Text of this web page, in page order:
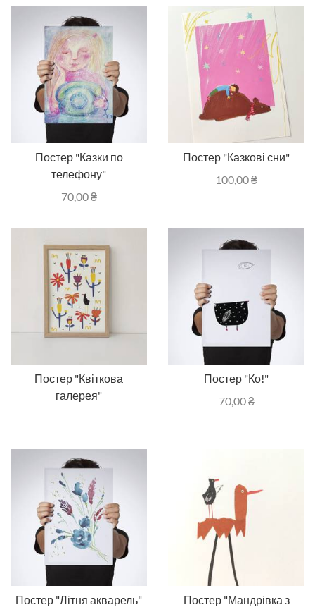
Постер "Казки по
телефону"
70,00₴
Постер "Казкові сни"
100,00₴
Постер "Квіткова
галерея"
Постер "Ко!"
70,00₴
Постер "Літня акварель"
Постер "Мандрівка з